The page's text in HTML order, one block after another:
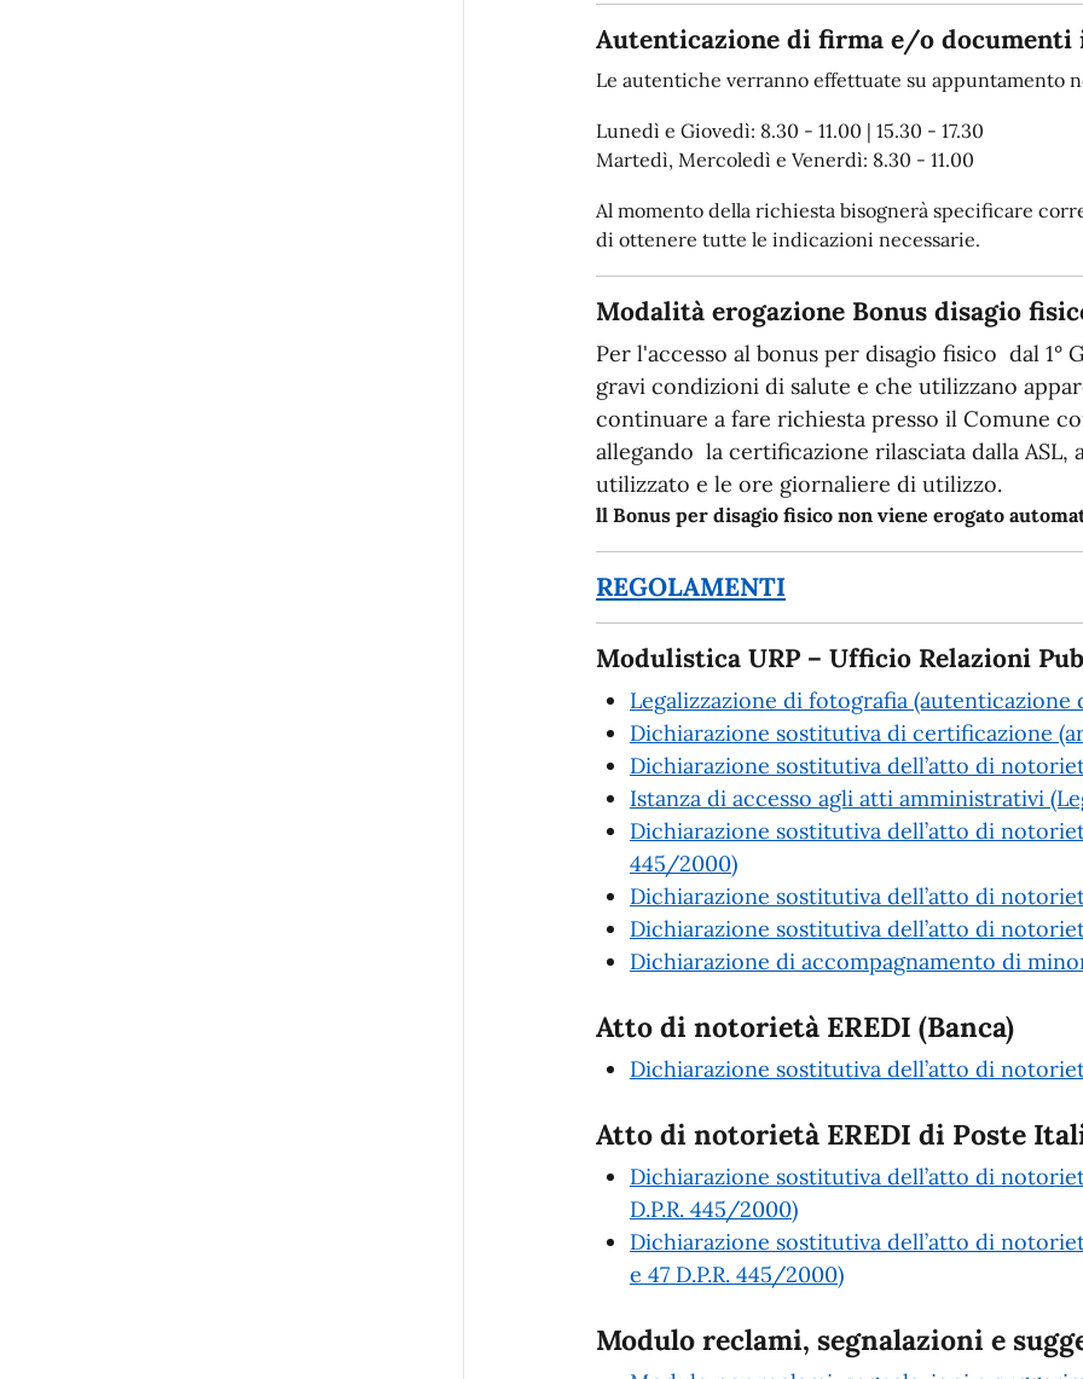
Autenticazione di firma e/o documenti
Le autentiche verranno effettuate su appuntamento
Lunedì e Giovedì: 8.30 - 11.00 | 15.30 - 17.30
Martedì, Mercoledì e Venerdì: 8.30 - 11.00
Al momento della richiesta bisognerà specificare
di ottenere tutte le indicazioni necessarie.
Modalità erogazione Bonus disagio
Per l'accesso al bonus per disagio fisico dal 1°
gravi condizioni di salute e che utilizzano
continuare a fare richiesta presso il Comune
allegando la certificazione rilasciata dalla
utilizzato e le ore giornaliere di utilizzo.
ll Bonus per disagio fisico non viene erogato
REGOLAMENTI
Modulistica URP – Ufficio Relazioni
Legalizzazione di fotografia (autenticazione
Dichiarazione sostitutiva di certificazione
Dichiarazione sostitutiva dell’atto di
Istanza di accesso agli atti amministrativi
Dichiarazione sostitutiva dell’atto di
445/2000)
Dichiarazione sostitutiva dell’atto di
Dichiarazione sostitutiva dell’atto di
Dichiarazione di accompagnamento di
Atto di notorietà EREDI (Banca)
Dichiarazione sostitutiva dell’atto di
Atto di notorietà EREDI di Poste
Dichiarazione sostitutiva dell’atto di
D.P.R. 445/2000)
Dichiarazione sostitutiva dell’atto di
e 47 D.P.R. 445/2000)
Modulo reclami, segnalazioni e